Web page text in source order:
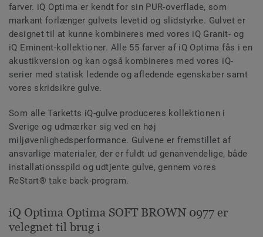
farver. iQ Optima er kendt for sin PUR-overflade, som
markant forlænger gulvets levetid og slidstyrke. Gulvet er
designet til at kunne kombineres med vores iQ Granit- og
iQ Eminent-kollektioner. Alle 55 farver af iQ Optima fås i en
akustikversion og kan også kombineres med vores iQ-
serier med statisk ledende og afledende egenskaber samt
vores skridsikre gulve.
Som alle Tarketts iQ-gulve produceres kollektionen i
Sverige og udmærker sig ved en høj
miljøvenlighedsperformance. Gulvene er fremstillet af
ansvarlige materialer, der er fuldt ud genanvendelige, både
installationsspild og udtjente gulve, gennem vores
ReStart® take back-program.
iQ Optima Optima SOFT BROWN 0977 er
velegnet til brug i